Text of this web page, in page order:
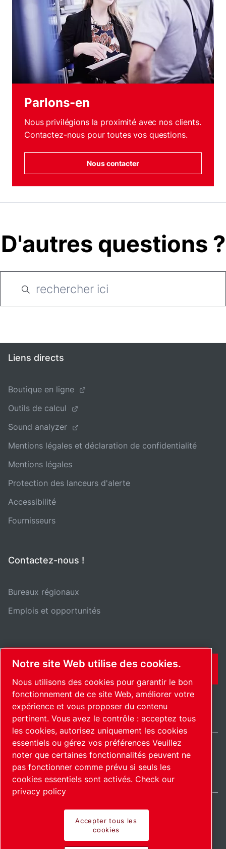
Parlons-en
Nous privilégions la proximité avec nos clients.
Contactez-nous pour toutes vos questions.
Nous contacter
D'autres questions ?
Liens directs
Boutique en ligne
Outils de calcul
Sound analyzer
Mentions légales et déclaration de confidentialité
Mentions légales
Protection des lanceurs d'alerte
Accessibilité
Fournisseurs
Contactez-nous !
Bureaux régionaux
Emplois et opportunités
CONTACT
Plan du siteGérer les cookies© 2026 Copyright.
France / FR
Notre site Web utilise des cookies.
Nous utilisons des cookies pour garantir le bon
fonctionnement de ce site Web, améliorer votre
expérience et vous proposer du contenu
pertinent. Vous avez le contrôle : acceptez tous
les cookies, autorisez uniquement les cookies
essentiels ou gérez vos préférences Veuillez
noter que certaines fonctionnalités peuvent ne
pas fonctionner comme prévu si seuls les
cookies essentiels sont activés. Check our
privacy policy
Accepter tous les
cookies